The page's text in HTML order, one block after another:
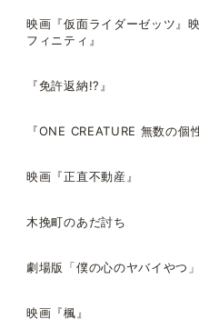
映画『仮面ライダーゼッツ』
フィニティ』
『免許返納!?』
『ONE CREATURE 無数の個
映画『正直不動産』
木挽町のあだ討ち
劇場版「僕の心のヤバイやつ」
映画『楓』